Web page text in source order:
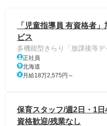
「児童指導員 有資格者
ビス
多機能型きらり「放課後等デ
正社員
北海道
月給18万2,575円～
保育スタッフ/週2日・1
資格歓迎/残業なし